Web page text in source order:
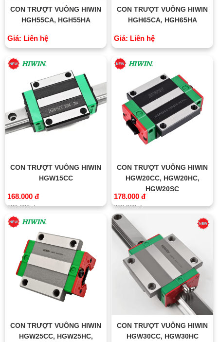
CON TRƯỢT VUÔNG HIWIN
HGH55CA, HGH55HA
Giá: Liên hệ
CON TRƯỢT VUÔNG HIWIN
HGH65CA, HGH65HA
Giá: Liên hệ
CON TRƯỢT VUÔNG HIWIN
HGW15CC
168.000 đ
200.000 đ
CON TRƯỢT VUÔNG HIWIN
HGW20CC, HGW20HC,
HGW20SC
178.000 đ
220.000 đ
CON TRƯỢT VUÔNG HIWIN
HGW25CC, HGW25HC,
CON TRƯỢT VUÔNG HIWIN
HGW30CC, HGW30HC